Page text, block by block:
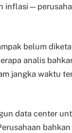
belum
analis
jangka waktu
data center